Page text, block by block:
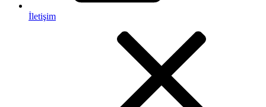
İletişim